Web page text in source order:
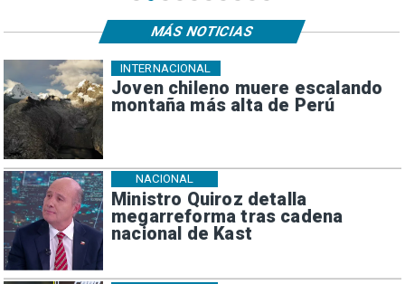
Joven chileno muere escalando
montaña más alta de Perú
INTERNACIONAL
Ministro Quiroz detalla
megarreforma tras cadena
nacional de Kast
NACIONAL
MÁS NOTICIAS